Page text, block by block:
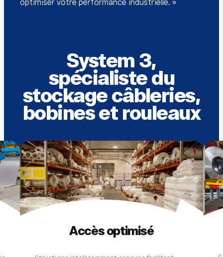
optimiser votre performance industrielle. »
System 3,
spécialiste du
stockage câbleries,
bobines et rouleaux
Accès optimisé